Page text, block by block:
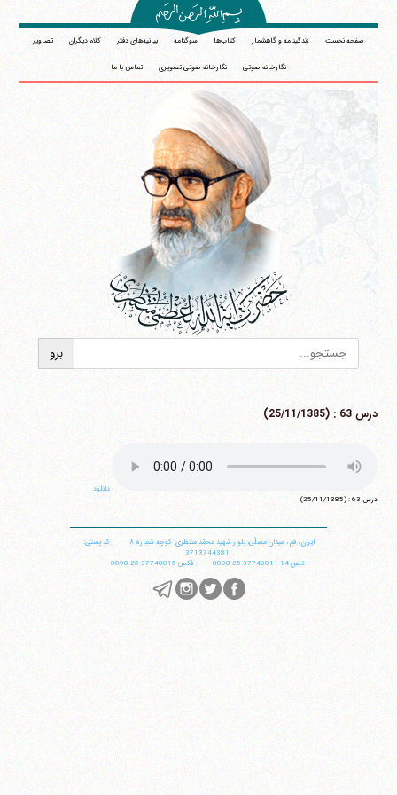
صفحه نخست زندگینامه و گاهشمار کتاب‌ها سوگنامه بیانیه‌های دفتر کلام دیگران تصاویر
نگارخانه صوتی نگارخانه صوتی تصویری تماس با ما
درس 63 : (25/11/1385)
دانلود
درس 63 : (25/11/1385)
ایران،قم،میدان مصلّی، بلوار شهید محمّد منتظری، كوچه شماره ٨
کد پستی:
3713744381
تلفن14-37740011-25-0098 فکس 37740015-25-0098
آیت‌الله منتظری
وب سایت رسمی آیت‌الله منتظری
قم،میدان مصلّی، بلوار شهید محمّد منتظری، كوچه
شماره ٨ کد پستی: 3713744381
فکس37740015-25-98+